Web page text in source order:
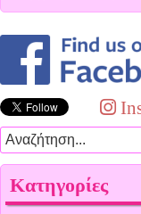
Κατηγορίες